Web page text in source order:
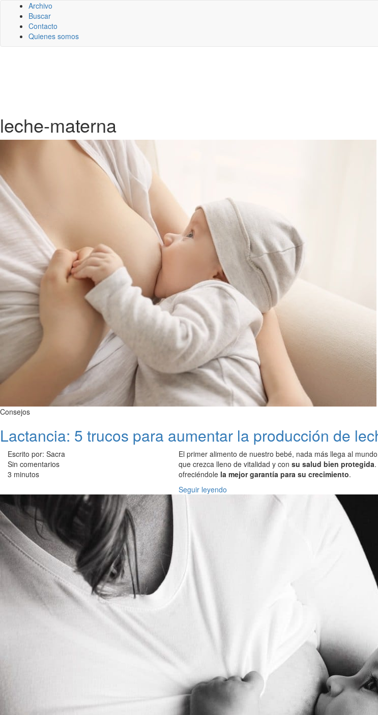
Archivo
Buscar
Contacto
Quienes somos
leche-materna
Consejos
Lactancia: 5 trucos para aumentar la producción de
Escrito por: Sacra
Sin comentarios
3 minutos
El primer alimento de nuestro bebé, nada más llega al
que crezca lleno de vitalidad y con su salud bien protegida
ofreciéndole la mejor garantía para su crecimiento.
Seguir leyendo